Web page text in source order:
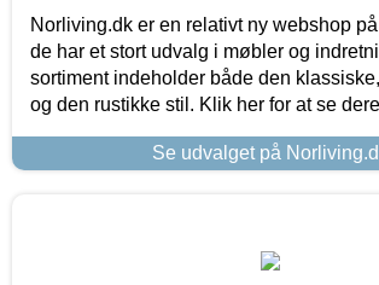
Norliving.dk er en relativt ny webshop
de har et stort udvalg i møbler og
sortiment indeholder både den
og den rustikke stil. Klik her for at se
Se udvalget på